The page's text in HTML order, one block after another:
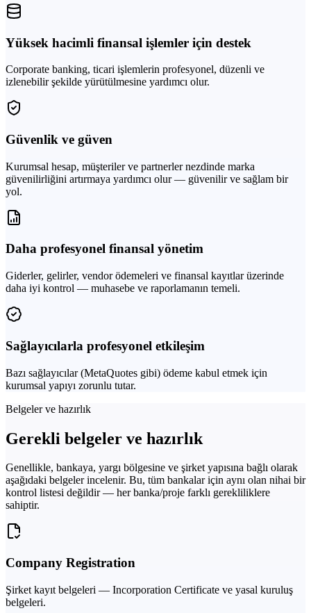
Yüksek hacimli finansal işlemler için destek
Corporate banking, ticari işlemlerin profesyonel, düzenli ve
izlenebilir şekilde yürütülmesine yardımcı olur.
Güvenlik ve güven
Kurumsal hesap, müşteriler ve partnerler nezdinde marka
güvenilirliğini artırmaya yardımcı olur — güvenilir ve sağlam bir
yol.
Daha profesyonel finansal yönetim
Giderler, gelirler, vendor ödemeleri ve finansal kayıtlar üzerinde
daha iyi kontrol — muhasebe ve raporlamanın temeli.
Sağlayıcılarla profesyonel etkileşim
Bazı sağlayıcılar (MetaQuotes gibi) ödeme kabul etmek için
kurumsal yapıyı zorunlu tutar.
Belgeler ve hazırlık
Gerekli belgeler ve hazırlık
Genellikle, bankaya, yargı bölgesine ve şirket yapısına bağlı olarak
aşağıdaki belgeler incelenir. Bu, tüm bankalar için aynı olan nihai bir
kontrol listesi değildir — her banka/proje farklı gerekliliklere
sahiptir.
Company Registration
Şirket kayıt belgeleri — Incorporation Certificate ve yasal kuruluş
belgeleri.